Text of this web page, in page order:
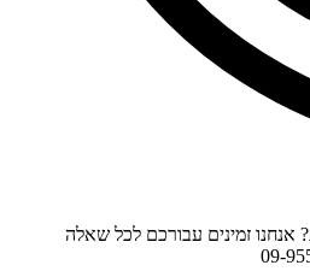
זמינים עבורכם לכל שאלה